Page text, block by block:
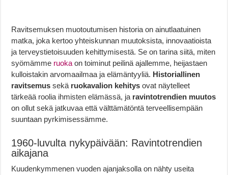
Ravitsemuksen muotoutumisen historia on ainutlaatuinen
matka, joka kertoo yhteiskunnan muutoksista, innovaatioista
ja terveystietoisuuden kehittymisestä. Se on tarina siitä, miten
syömämme ruoka on toiminut peilinä ajallemme, heijastaen
kulloistakin arvomaailmaa ja elämäntyyliä. Historiallinen
ravitsemus sekä ruokavalion kehitys ovat näytelleet
tärkeää roolia ihmisten elämässä, ja ravintotrendien muutos
on ollut sekä jatkuvaa että välttämätöntä terveellisempään
suuntaan pyrkimisessämme.
1960-luvulta nykypäivään: Ravintotrendien
aikajana
Kuudenkymmenen vuoden ajanjaksolla on nähty useita